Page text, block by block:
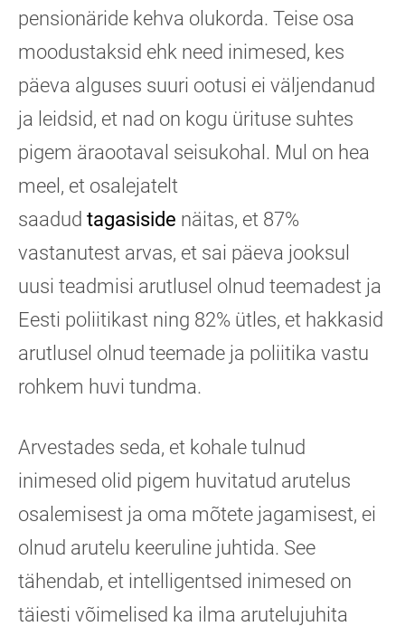
pensionäride kehva olukorda. Teise osa
moodustaksid ehk need inimesed, kes
päeva alguses suuri ootusi ei väljendanud
ja leidsid, et nad on kogu ürituse suhtes
pigem äraootaval seisukohal. Mul on hea
meel, et osalejatelt
saadud tagasiside näitas, et 87%
vastanutest arvas, et sai päeva jooksul
uusi teadmisi arutlusel olnud teemadest ja
Eesti poliitikast ning 82% ütles, et hakkasid
arutlusel olnud teemade ja poliitika vastu
rohkem huvi tundma.
Arvestades seda, et kohale tulnud
inimesed olid pigem huvitatud arutelus
osalemisest ja oma mõtete jagamisest, ei
olnud arutelu keeruline juhtida. See
tähendab, et intelligentsed inimesed on
täiesti võimelised ka ilma arutelujuhita